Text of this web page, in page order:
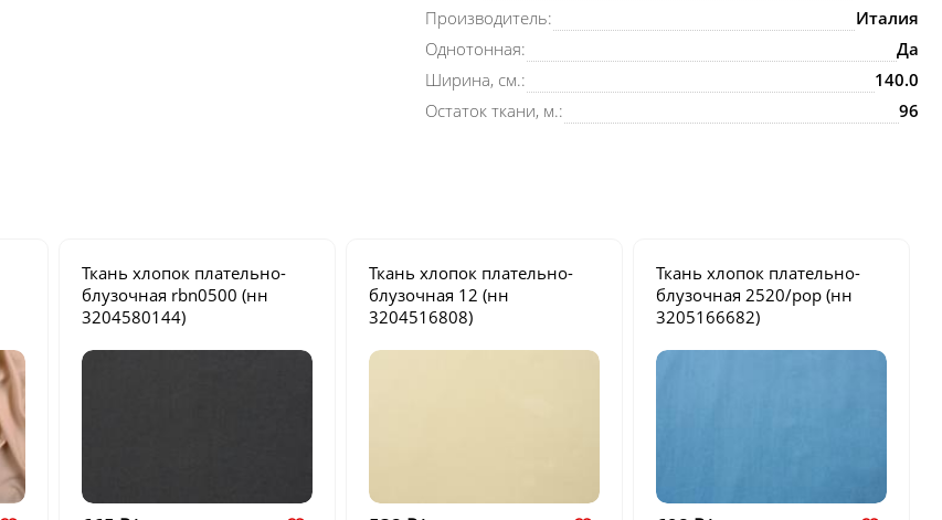
Производитель:
Италия
Однотонная:
Да
Ширина, см.:
140.0
Остаток ткани, м.:
96
Ткань хлопок плательно-
блузочная rbn0500 (нн
3204580144)
Ткань хлопок плательно-
блузочная 12 (нн
3204516808)
Ткань хлопок плательно-
блузочная2520/pop (нн
3205166682)